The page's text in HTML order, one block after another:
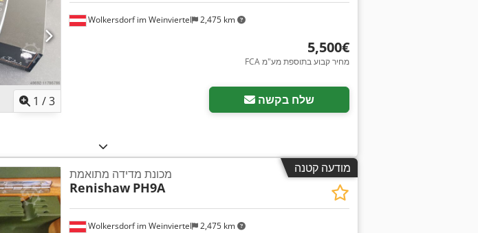
1 /3
Wolkersdorf im Weinviertel 2,475 km
‏5,500 ‏€
FCA מחיר קבוע בתוספת מע"מ
שלח בקשה
מודעה קטנה
Wolkersdorf im Weinviertel 2,475 km
מכונת מדידה מתואמת
Renishaw PH9A